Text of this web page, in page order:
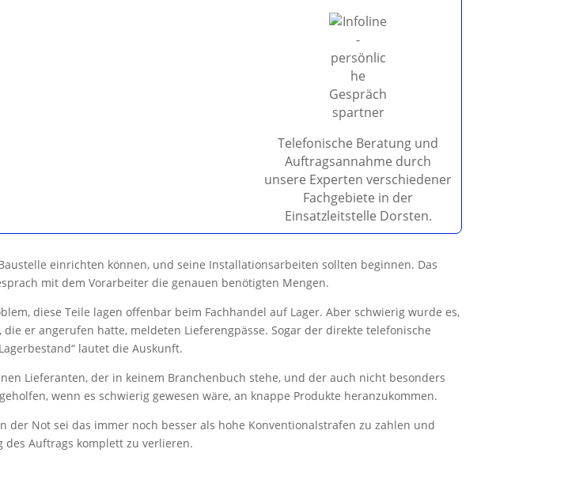
Telefonische Beratung und
Auftragsannahme durch
unsere Experten verschiedener
Fachgebiete in der
Einsatzleitstelle Dorsten.
einrichten können, und seine Installationsarbeiten sollten beginnen. Das
mit dem Vorarbeiter die genauen benötigten Mengen.
diese Teile lagen offenbar beim Fachhandel auf Lager. Aber schwierig wurde es,
er angerufen hatte, meldeten Lieferengpässe. Sogar der direkte telefonische
lautet die Auskunft.
Lieferanten, der in keinem Branchenbuch stehe, und der auch nicht besonders
wenn es schwierig gewesen wäre, an knappe Produkte heranzukommen.
der Not sei das immer noch besser als hohe Konventionalstrafen zu zahlen und
Auftrags komplett zu verlieren.